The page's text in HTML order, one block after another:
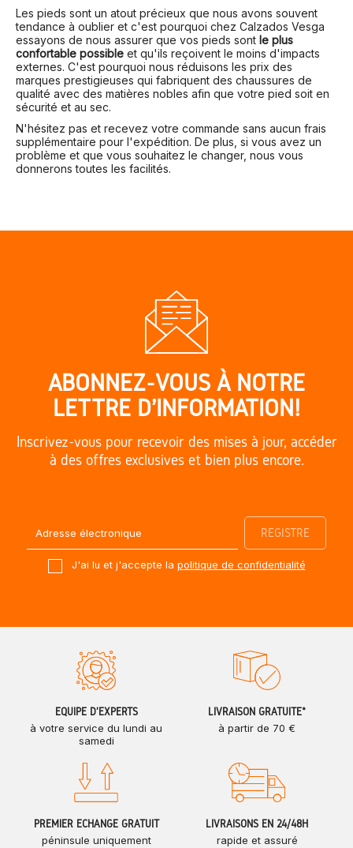
Les pieds sont un atout précieux que nous avons souvent
tendance à oublier et c'est pourquoi chez Calzados Vesga
essayons de nous assurer que vos pieds sont le plus
confortable possible et qu'ils reçoivent le moins d'impacts
externes. C'est pourquoi nous réduisons les prix des
marques prestigieuses qui fabriquent des chaussures de
qualité avec des matières nobles afin que votre pied soit en
sécurité et au sec.
N'hésitez pas et recevez votre commande sans aucun frais
supplémentaire pour l'expédition. De plus, si vous avez un
problème et que vous souhaitez le changer, nous vous
donnerons toutes les facilités.
ABONNEZ-VOUS À NOTRE
LETTRE D'INFORMATION!
Inscrivez-vous pour recevoir des mises à jour, accéder
à des offres exclusives et bien plus encore.
J'ai lu et j'accepte la politique de confidentialité
ÉQUIPE D'EXPERTS
à votre service du lundi au
samedi
LIVRAISON GRATUITE*
à partir de 70 €
PREMIER ÉCHANGE GRATUIT
péninsule uniquement
LIVRAISONS EN 24/48H
rapide et assuré